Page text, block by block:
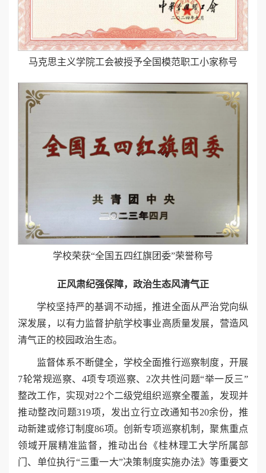
马克思主义学院工会被授予全国模范职工小家称号
学校荣获“全国五四红旗团委”荣誉称号
正风肃纪强保障，政治生态风清气正
学校坚持严的基调不动摇，推进全面从严治党向纵
深发展，以有力监督护航学校事业高质量发展，营造风
清气正的校园政治生态。
监督体系不断健全，学校全面推行巡察制度，开展
7轮常规巡察、4项专项巡察、2次共性问题“举一反三”
整改工作，实现对22个二级党组织巡察全覆盖，发现并
推动整改问题319项，发出立行立改通知书20余份，推
动新建或修订制度86项。创新专项巡察机制，聚焦重点
领域开展精准监督，推动出台《桂林理工大学所属部
门、单位执行“三重一大”决策制度实施办法》等重要文